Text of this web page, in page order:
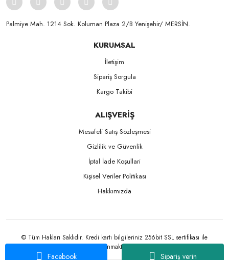
Sipariş verin
Facebook
Palmiye Mah. 1214 Sok. Koluman Plaza 2/B Yenişehir/ MERSİN.ㅤㅤㅤㅤㅤㅤㅤㅤㅤㅤㅤㅤㅤㅤㅤㅤㅤㅤㅤㅤㅤㅤㅤㅤㅤㅤㅤㅤㅤㅤㅤㅤㅤㅤㅤ ㅤㅤㅤㅤㅤㅤㅤㅤㅤㅤ
KURUMSAL
İletişim
Sipariş Sorgula
Kargo Takibi
ALIŞVERİŞ
Mesafeli Satış Sözleşmesi
Gizlilik ve Güvenlik
İptal İade Koşullari
Kişisel Veriler Politikası
Hakkımızda
© Tüm Hakları Saklıdır. Kredi kartı bilgileriniz 256bit SSL sertifikası ile
korunmaktadır.